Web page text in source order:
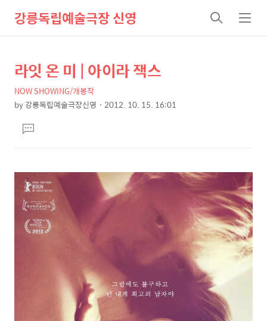
강릉독립예술극장 신영
검
색
메
뉴
상
세
컨
텐
츠
본
제
목
라잇 온 미 | 아이라 잭스
NOW SHOWING/개봉작
by강릉독립예술극장신영 2012. 10. 15. 16:01
문댓
글